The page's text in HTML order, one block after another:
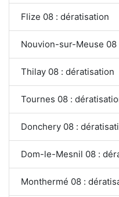
Flize 08 : dératisation
Nouvion-sur-Meuse 08
Thilay 08 : dératisation
Tournes 08 :
Donchery 08 :
Dom-le-Mesnil 08 :
Monthermé 08 :